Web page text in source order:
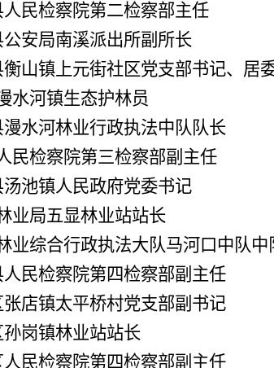
民检察院第二检察部主任
安局南溪派出所副所长
衡山镇上元街社区党支部书记、居
水河镇生态护林员
漫水河林业行政执法中队队长
民检察院第三检察部副主任
池镇人民政府党委书记
业局五显林业站站长
业综合行政执法大队马河口中队中
民检察院第四检察部副主任
店镇太平桥村党支部副书记
岗镇林业站站长
民检察院第四检察部副主任